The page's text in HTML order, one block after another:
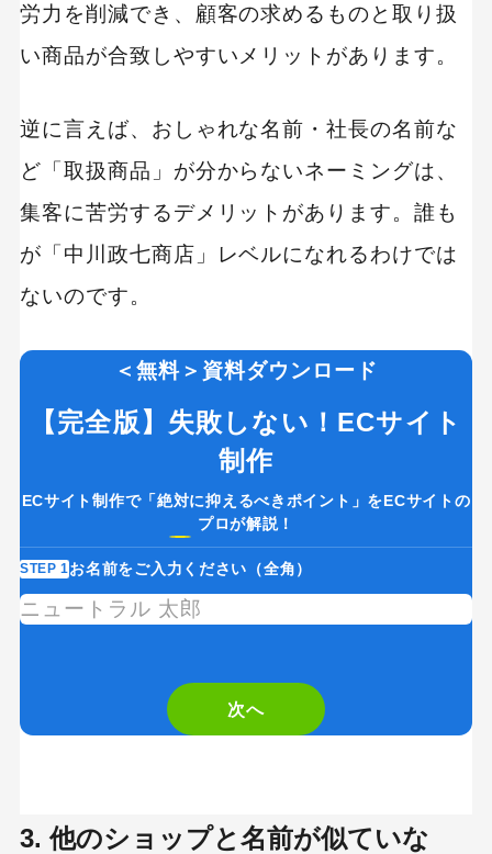
労力を削減でき、顧客の求めるものと取り扱
い商品が合致しやすいメリットがあります。
逆に言えば、おしゃれな名前・社長の名前な
ど「取扱商品」が分からないネーミングは、
集客に苦労するデメリットがあります。誰も
が「中川政七商店」レベルになれるわけでは
ないのです。
＜無料＞資料ダウンロード
【完全版】失敗しない！ECサイト
制作
ECサイト制作で「絶対に抑えるべきポイント」をECサイトの
プロが解説！
STEP 1お名前をご入力ください（全角）
次へ
3. 他のショップと名前が似ていな